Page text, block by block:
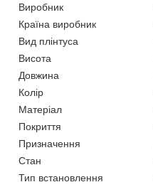
Виробник
Країна виробник
Вид плінтуса
Висота
Довжина
Колір
Матеріал
Покриття
Призначення
Стан
Тип встановлення